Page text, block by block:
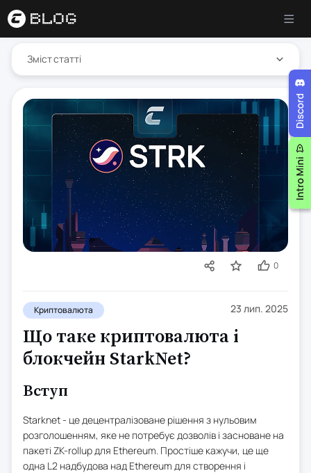
Зміст статті
Криптовалюта 23 лип. 2025
0
Що таке криптовалюта і
блокчейн StarkNet?
Вступ
Starknet - це децентралізоване рішення з нульовим
розголошенням, яке не потребує дозволів і засноване на
пакеті ZK-rollup для Ethereum. Простіше кажучи, це ще
одна L2 надбудова над Ethereum для створення і